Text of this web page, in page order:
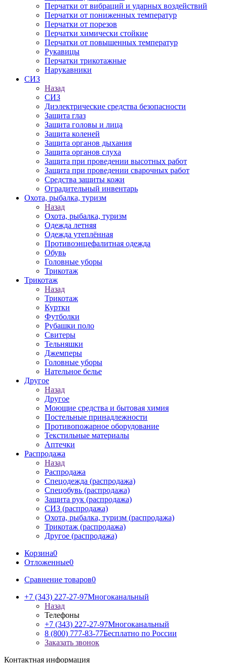
Перчатки от вибраций и ударных воздействий
Перчатки от пониженных температур
Перчатки от порезов
Перчатки химически стойкие
Перчатки от повышенных температур
Рукавицы
Перчатки трикотажные
Нарукавники
СИЗ
Назад
СИЗ
Диэлектрические средства безопасности
Защита глаз
Защита головы и лица
Защита коленей
Защита органов дыхания
Защита органов слуха
Защита при проведении высотных работ
Защита при проведении сварочных работ
Средства защиты кожи
Оградительный инвентарь
Охота, рыбалка, туризм
Назад
Охота, рыбалка, туризм
Одежда летняя
Одежда утеплённая
Противоэнцефалитная одежда
Обувь
Головные уборы
Трикотаж
Трикотаж
Назад
Трикотаж
Куртки
Футболки
Рубашки поло
Свитеры
Тельняшки
Джемперы
Головные уборы
Нательное белье
Другое
Назад
Другое
Моющие средства и бытовая химия
Постельные принадлежности
Противопожарное оборудование
Текстильные материалы
Аптечки
Распродажа
Назад
Распродажа
Спецодежда (распродажа)
Спецобувь (распродажа)
Защита рук (распродажа)
СИЗ (распродажа)
Охота, рыбалка, туризм (распродажа)
Трикотаж (распродажа)
Другое (распродажа)
Корзина0
Отложенные0
Сравнение товаров0
+7 (343) 227-27-97Многоканальный
Назад
Телефоны
+7 (343) 227-27-97Многоканальный
8 (800) 777-83-77Бесплатно по России
Заказать звонок
Контактная информация